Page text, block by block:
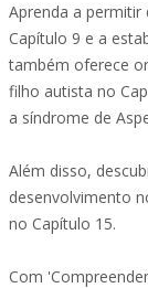
Aprenda a permitir
Capítulo 9 e a
também oferece
filho autista no
a síndrome de
Além disso,
desenvolvimento
no Capítulo 15.
Com